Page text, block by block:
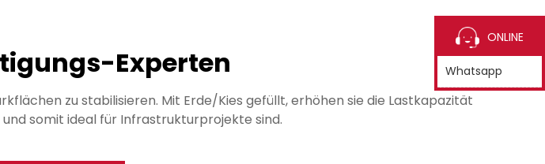
Experten
zu stabilisieren. Mit Erde/Kies gefüllt, erhöhen sie die Lastkapazität
somit ideal für Infrastrukturprojekte sind.
ONLINE
Whatsapp